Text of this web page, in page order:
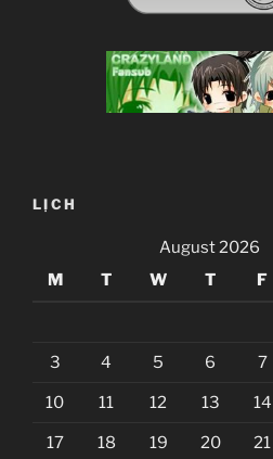
LỊCH
August 2026
M
T W T F
3 4 5 6 7
10 11 12 13 14
17 18 19 20 21